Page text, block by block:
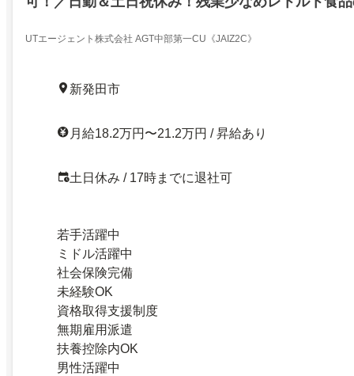
日祝休み！残業少なめレトルト食品の製造！／
UTエージェント株式会社 AGT中部第一CU《JAIZ2C》
新発田市
月給18.2万円〜21.2万円 / 昇給あり
土日休み / 17時までに退社可
若手活躍中
ミドル活躍中
社会保険完備
未経験OK
資格取得支援制度
無期雇用派遣
扶養控除内OK
男性活躍中